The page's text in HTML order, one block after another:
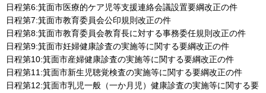
日程第6:箕面市医療的ケア児等支援連絡会議設置要綱改正の件
日程第7:箕面市教育委員会公印規則改正の件
日程第8:箕面市教育委員会教育長に対する事務委任規則改正の件
日程第9:箕面市妊婦健康診査の実施等に関する要綱改正の件
日程第10:箕面市産婦健康診査の実施等に関する要綱改正の件
日程第11:箕面市新生児聴覚検査の実施等に関する要綱改正の件
日程第12:箕面市乳児一般（一か月児）健康診査の実施等に関する要